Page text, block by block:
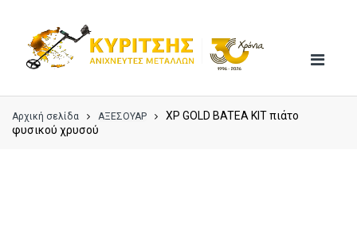
navigation
content
Αρχική σελίδα ΑΞΕΣΟΥΑΡ
XP GOLD BATEA KIT πιάτo
φυσικού χρυσού